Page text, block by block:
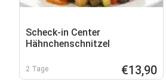
Scheck-in Center
Hähnchenschnitzel
2 Tage €13,90